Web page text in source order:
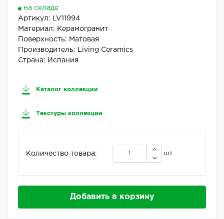
на складе
Артикул:
LV11994
Материал: Керамогранит
Поверхность: Матовая
Производитель:
Living Ceramics
Страна: Испания
Каталог коллекции
Текстуры коллекции
Количество товара: шт
Добавить в корзину